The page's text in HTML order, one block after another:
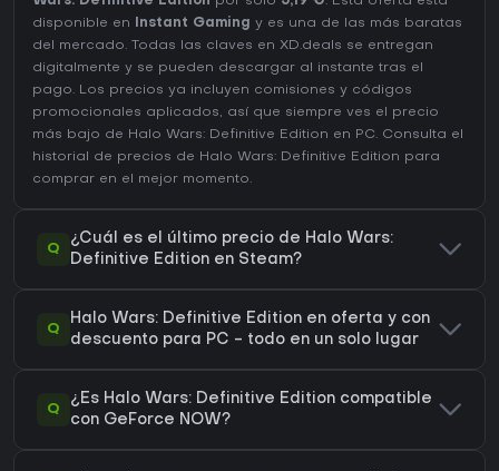
disponible en
Instant Gaming y es una de las más baratas
del mercado. Todas las claves en XD.deals se entregan
digitalmente y se pueden descargar al instante tras el
pago. Los precios ya incluyen comisiones y códigos
promocionales aplicados, así que siempre ves el precio
más bajo de Halo Wars: Definitive Edition en PC. Consulta el
historial de precios de Halo Wars: Definitive Edition para
comprar en el mejor momento.
Q
¿Cuál es el último precio de Halo Wars:
Definitive Edition en Steam?
Q
Halo Wars: Definitive Edition en oferta y con
descuento para PC - todo en un solo lugar
Q
¿Es Halo Wars: Definitive Edition compatible
con GeForce NOW?